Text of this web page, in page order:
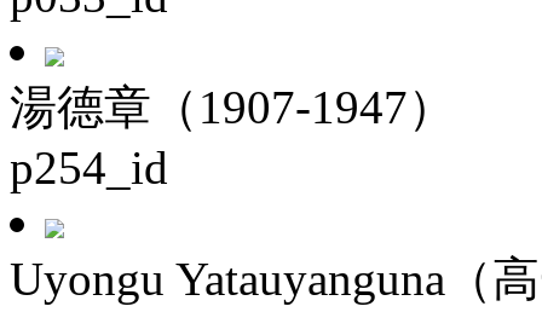
湯德章（1907-1947）
p254_id
Uyongu Yatauyanguna（